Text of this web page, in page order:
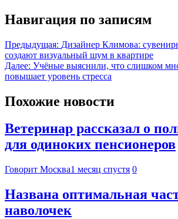
Навигация по записям
Предыдущая: Дизайнер Климова:
создают визуальный шум в квартире
Далее: Учёные выяснили, что слишком
повышает уровень стресса
Похожие новости
Ветеринар рассказал о
для одиноких пенсионеров
Говорит Москва1 месяц спустя 0
Названа оптимальная
наволочек